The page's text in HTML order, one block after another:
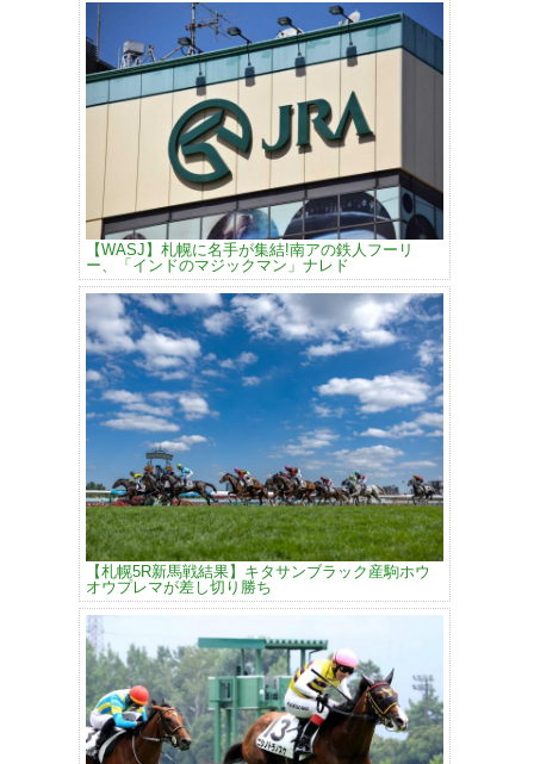
【WASJ】札幌に名手が集結!南アの鉄人フーリ
ー、「インドのマジックマン」ナレド
【札幌5R新馬戦結果】キタサンブラック産駒ホウ
オウプレマが差し切り勝ち